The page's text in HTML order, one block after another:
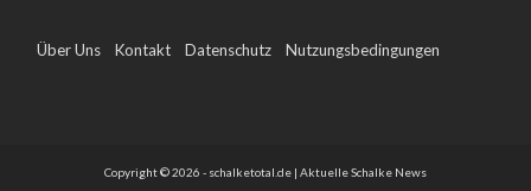
Über Uns Kontakt Datenschutz Nutzungsbedingungen
Copyright © 2026 - schalketotal.de | Aktuelle Schalke News